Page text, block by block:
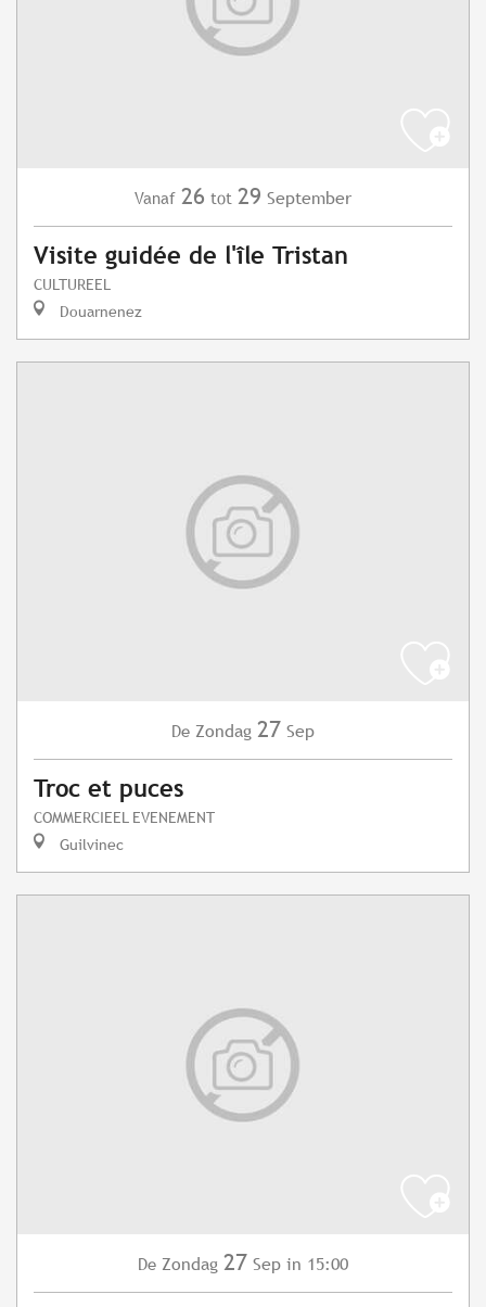
Vanaf 26 tot 29 September
Visite guidée de l'île Tristan
CULTUREEL
Douarnenez
De Zondag 27 Sep
Troc et puces
COMMERCIEEL EVENEMENT
Guilvinec
De Zondag 27 Sep in 15:00